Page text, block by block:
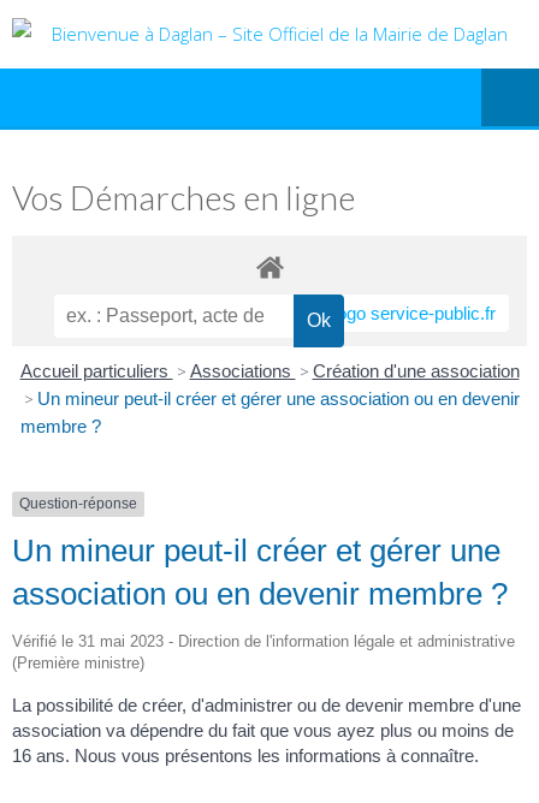
Vos Démarches en ligne
Accueil particuliers > Associations > Création d'une association
> Un mineur peut-il créer et gérer une association ou en devenir
membre ?
Question-réponse
Un mineur peut-il créer et gérer une
association ou en devenir membre ?
Vérifié le 31 mai 2023 - Direction de l'information légale et administrative
(Première ministre)
La possibilité de créer, d'administrer ou de devenir membre d'une
association va dépendre du fait que vous ayez plus ou moins de
16 ans. Nous vous présentons les informations à connaître.